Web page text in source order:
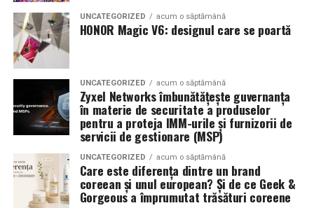
De „Ziua Îndrăgostiților”, pe14 februarie, în Cinema
City Iulius Mall Suceava, de la 18:30, spectatorii sunt
invitați la film alături de regizorul
actoriiSergiu Costache, Vlad si Oana Gherman,
Alexandra Răduță.
Cineplexx Băneasa Shopping City
Bucureștigăzduiește o proiecție specială în prezența
întregii echipe pe15 februarie, de la 17:30.
ÎnCraiova , regizorul Paul Decuși actorii Sergiu
Costache, Azaleea Necula și Oana Gherman vor
UNCATEGORIZED acum o săptămână
HONOR Magic V6: designul care se poartă
UNCATEGORIZED acum o săptămână
Zyxel Networks îmbunătățește guvernanța
în materie de securitate a produselor
pentru a proteja IMM-urile și furnizorii de
servicii de gestionare (MSP)
UNCATEGORIZED acum o săptămână
Care este diferența dintre un brand
coreean și unul european? Și de ce Geek &
Gorgeous a împrumutat trăsături coreene